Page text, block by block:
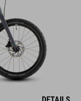
DETAILS